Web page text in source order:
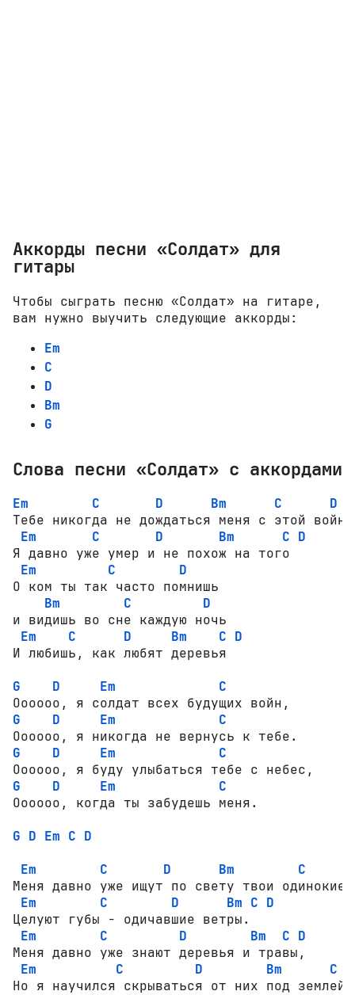
Аккорды песни «Солдат» для
гитары
Чтобы сыграть песню «Солдат» на гитаре,
вам нужно выучить следующие аккорды:
Em
C
D
Bm
G
Слова песни «Солдат» с аккордами
Em C D Bm C
D
Тебе никогда не
Em
C D Bm C D
Я давно уже умер и не похож на того
Em
C
D
О ком ты так часто помнишь
Bm
C
D
и видишь во сне каждую ночь
Em
C D Bm C D
И любишь, как любят деревья
G
D Em
C
G
D Em
C
G
D Em
C
G
D Em
C
Оооооо, когда ты забудешь меня.
G D Em C D
Em
C D Bm
C
Меня давно уже ищут по свету твои одинокие
Em
C D Bm C D
Целуют губы - одичавшие ветры.
Em
C D Bm C D
Меня давно уже знают деревья и травы,
Em
C D Bm C
Но я научился скрываться от них под землей.